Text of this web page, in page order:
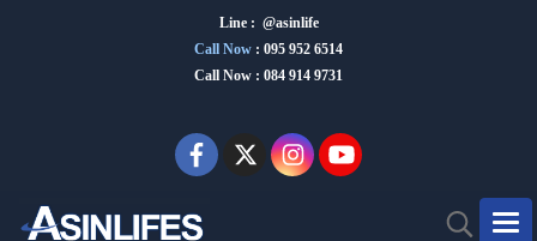
Line : @asinlife
Call Now : 095 952 6514
Call Now : 084 914 9731